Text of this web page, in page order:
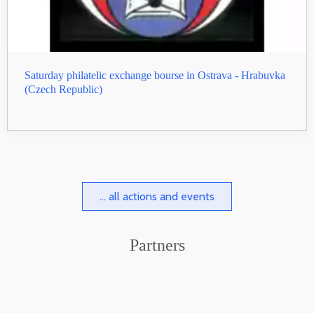
Saturday philatelic exchange bourse in Ostrava - Hrabuvka
(Czech Republic)
... all actions and events
Partners